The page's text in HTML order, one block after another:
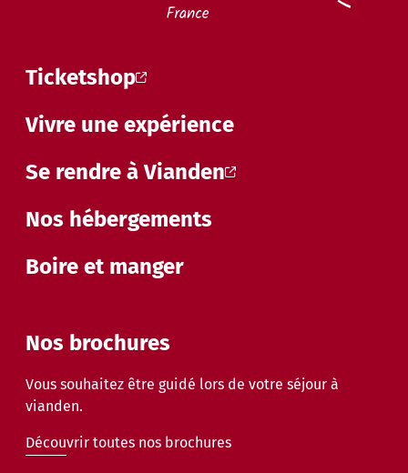
Ticketshop
Vivre une expérience
Se rendre à Vianden
Nos hébergements
Boire et manger
Nos brochures
Vous souhaitez être guidé lors de votre séjour à
vianden.
Découvrir toutes nos brochures